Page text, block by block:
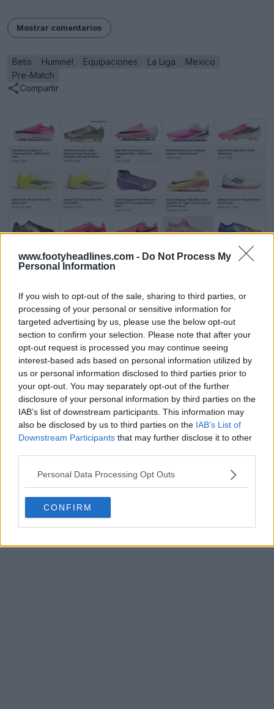
www.footyheadlines.com - Do Not Process My
Personal Information
If you wish to opt-out of the sale, sharing to third parties, or
processing of your personal or sensitive information for
targeted advertising by us, please use the below opt-out
section to confirm your selection. Please note that after your
opt-out request is processed you may continue seeing
interest-based ads based on personal information utilized by
us or personal information disclosed to third parties prior to
your opt-out. You may separately opt-out of the further
disclosure of your personal information by third parties on the
IAB’s list of downstream participants. This information may
also be disclosed by us to third parties on the IAB’s List of
Downstream Participants that may further disclose it to other
Personal Data Processing Opt Outs
CONFIRM
Mostrar comentarios
Betis Hummel Equipaciones La Liga
Mexico
Pre-Match
Compartir
El legado de las zapatillas deportivas: archivo de
Reveladas las camisetas de los Houston Rockets